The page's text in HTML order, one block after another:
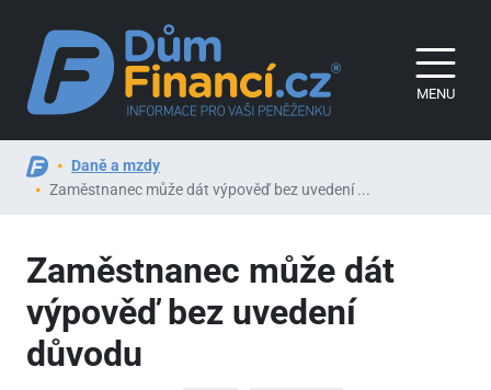
MENU
Daně a mzdy
Zaměstnanec může dát výpověď bez uvedení ...
Zaměstnanec může dát
výpověď bez uvedení
důvodu